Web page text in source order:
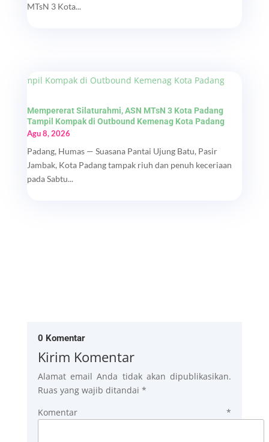
MTsN 3 Kota...
Mempererat Silaturahmi, ASN MTsN 3 Kota Padang
Tampil Kompak di Outbound Kemenag Kota Padang
Agu 8, 2026
Padang, Humas — Suasana Pantai Ujung Batu, Pasir
Jambak, Kota Padang tampak riuh dan penuh keceriaan
pada Sabtu...
0 Komentar
Kirim Komentar
Alamat email Anda tidak akan dipublikasikan.
Ruas yang wajib ditandai *
Komentar*